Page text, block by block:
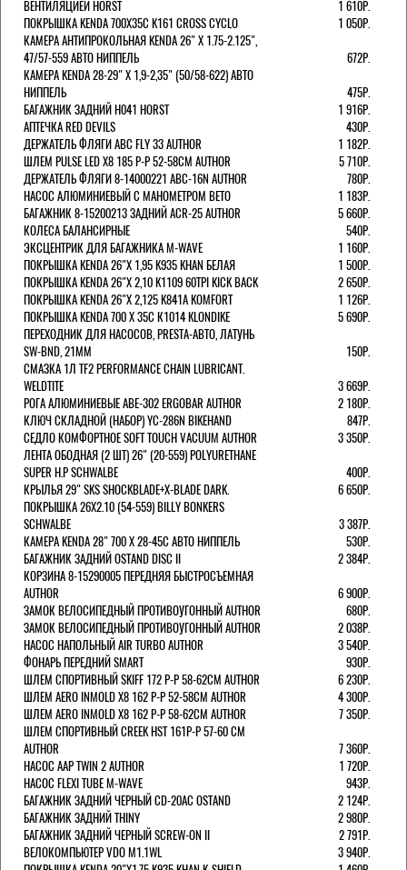
ВЕНТИЛЯЦИЕЙ HORST
1 610Р.
ПОКРЫШКА KENDA 700Х35С K161 CROSS CYCLO
1 050Р.
КАМЕРА АНТИПРОКОЛЬНАЯ KENDA 26" Х 1.75-2.125",
47/57-559 АВТО НИППЕЛЬ
672Р.
КАМЕРА KENDA 28-29" Х 1,9-2,35" (50/58-622) АВТО
НИППЕЛЬ
475Р.
БАГАЖНИК ЗАДНИЙ H041 HORST
1 916Р.
АПТЕЧКА RED DEVILS
430Р.
ДЕРЖАТЕЛЬ ФЛЯГИ АВС FLY 33 AUTHOR
1 182Р.
ШЛЕМ PULSE LED X8 185 Р-Р 52-58СМ AUTHOR
5 710Р.
ДЕРЖАТЕЛЬ ФЛЯГИ 8-14000221 ABC-16N AUTHOR
780Р.
НАСОС АЛЮМИНИЕВЫЙ С МАНОМЕТРОМ BETO
1 183Р.
БАГАЖНИК 8-15200213 ЗАДНИЙ ACR-25 AUTHOR
5 660Р.
КОЛЕСА БАЛАНСИРНЫЕ
540Р.
ЭКСЦЕНТРИК ДЛЯ БАГАЖНИКА M-WAVE
1 160Р.
ПОКРЫШКА KENDA 26"Х 1,95 K935 KHAN БЕЛАЯ
1 500Р.
ПОКРЫШКА KENDA 26"Х 2,10 K1109 60TPI KICK BACK
2 650Р.
ПОКРЫШКА KENDA 26"Х 2,125 K841A KOMFORT
1 126Р.
ПОКРЫШКА KENDA 700 Х 35С К1014 KLONDIKE
5 690Р.
ПЕРЕХОДНИК ДЛЯ НАСОСОВ, PRESTA-АВТО, ЛАТУНЬ
SW-BND, 21ММ
150Р.
СМАЗКА 1Л TF2 PERFORMANCE CHAIN LUBRICANT.
WELDTITE
3 669Р.
РОГА АЛЮМИНИЕВЫЕ ABE-302 ERGOBAR AUTHOR
2 180Р.
КЛЮЧ СКЛАДНОЙ (НАБОР) YC-286N BIKEHAND
847Р.
СЕДЛО КОМФОРТНОЕ SOFT TOUCH VACUUM AUTHOR
3 350Р.
ЛЕНТА ОБОДНАЯ (2 ШТ) 26" (20-559) POLYURETHANE
SUPER H.P SCHWALBE
400Р.
КРЫЛЬЯ 29" SKS SHOCKBLADE+X-BLADE DARK.
6 650Р.
ПОКРЫШКА 26X2.10 (54-559) BILLY BONKERS
SCHWALBE
3 387Р.
КАМЕРА KENDA 28" 700 Х 28-45С АВТО НИППЕЛЬ
530Р.
БАГАЖНИК ЗАДНИЙ OSTAND DISC II
2 384Р.
КОРЗИНА 8-15290005 ПЕРЕДНЯЯ БЫСТРОСЪЕМНАЯ
AUTHOR
6 900Р.
ЗАМОК ВЕЛОСИПЕДНЫЙ ПРОТИВОУГОННЫЙ AUTHOR
680Р.
ЗАМОК ВЕЛОСИПЕДНЫЙ ПРОТИВОУГОННЫЙ AUTHOR
2 038Р.
НАСОС НАПОЛЬНЫЙ AIR TURBO AUTHOR
3 540Р.
ФОНАРЬ ПЕРЕДНИЙ SMART
930Р.
ШЛЕМ СПОРТИВНЫЙ SKIFF 172 Р-Р 58-62СМ AUTHOR
6 230Р.
ШЛЕМ AERO INMOLD X8 162 Р-Р 52-58СМ AUTHOR
4 300Р.
ШЛЕМ AERO INMOLD X8 162 Р-Р 58-62СМ AUTHOR
7 350Р.
ШЛЕМ СПОРТИВНЫЙ CREEK HST 161Р-Р 57-60 СМ
AUTHOR
7 360Р.
НАСОС AAP TWIN 2 AUTHOR
1 720Р.
НАСОС FLEXI TUBE M-WAVE
943Р.
БАГАЖНИК ЗАДНИЙ ЧЕРНЫЙ СD-20AC OSTAND
2 124Р.
БАГАЖНИК ЗАДНИЙ THINY
2 980Р.
БАГАЖНИК ЗАДНИЙ ЧЕРНЫЙ SCREW-ON II
2 791Р.
ВЕЛОКОМПЬЮТЕР VDO M1.1WL
3 940Р.